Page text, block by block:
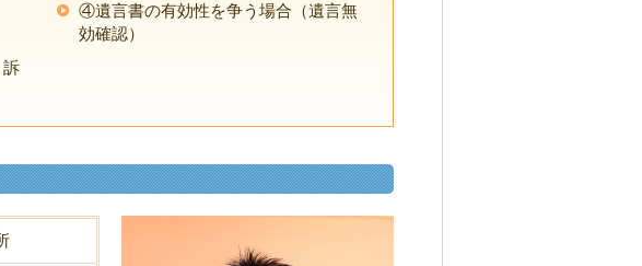
④遺言書の有効性を争う場合（遺言無
効確認）